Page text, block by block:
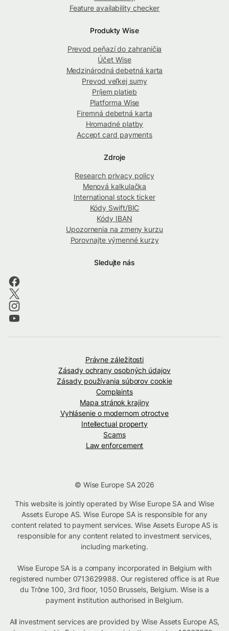
Feature availability checker
Produkty Wise
Prevod peňazí do zahraničia
Účet Wise
Medzinárodná debetná karta
Prevod veľkej sumy
Príjem platieb
Platforma Wise
Firemná debetná karta
Hromadné platby
Accept card payments
Zdroje
Research privacy policy
Menová kalkulačka
International stock ticker
Kódy Swift/BIC
Kódy IBAN
Upozornenia na zmeny kurzu
Porovnajte výmenné kurzy
Sledujte nás
Právne záležitosti
Zásady ochrany osobných údajov
Zásady používania súborov cookie
Complaints
Mapa stránok krajiny
Vyhlásenie o modernom otroctve
Intellectual property
Scams
Law enforcement
© Wise Europe SA 2026
This website is jointly operated by Wise Europe SA and Wise
Assets Europe AS. Wise Europe SA is responsible for any
content related to payment services. Wise Assets Europe AS is
responsible for any content related to investment services,
including marketing.
Wise Europe SA is a company incorporated in Belgium with
registered number 0713629988. Our registered office is at Rue
du Trône 100, 3rd floor, 1050 Brussels, Belgium. Wise is a
payment institution authorised in Belgium.
All investment services are provided by Wise Assets Europe AS,